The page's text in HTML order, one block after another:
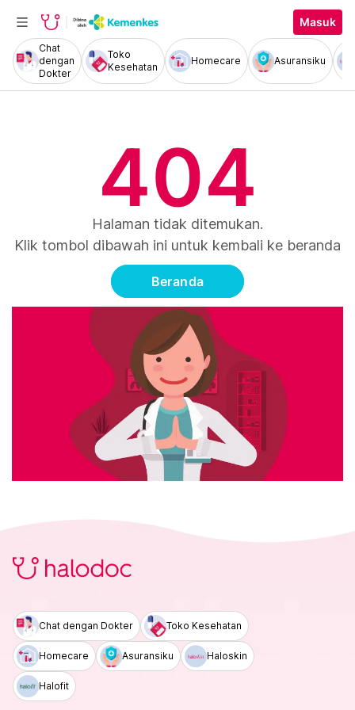
Masuk
Chat
dengan
Dokter
Toko
Kesehatan
Homecare Asuransiku
404
Halaman tidak ditemukan.
Klik tombol dibawah ini untuk kembali ke beranda
Beranda
Chat dengan Dokter Toko Kesehatan
Homecare Asuransiku Haloskin
Halofit